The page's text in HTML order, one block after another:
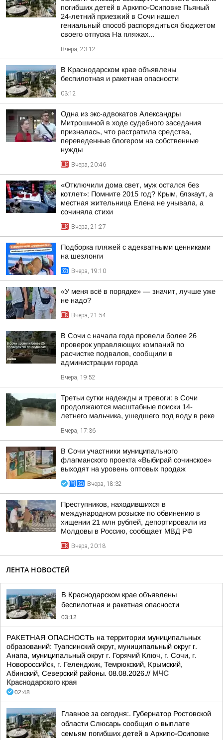
погибших детей в Архипо-Осиповке Пьяный
24-летний приезжий в Сочи нашел
гениальный способ распорядиться бюджетом
своего отпуска На пляжах...
Вчера, 23:12
В Краснодарском крае объявлены
беспилотная и ракетная опасности
03:12
Одна из экс-адвокатов Александры
Митрошиной в ходе судебного заседания
призналась, что растратила средства,
переведенные блогером на собственные
нужды
Вчера, 20:46
«Отключили дома свет, муж остался без
котлет»: Помните 2015 год? Крым, блэкаут, а
местная жительница Елена не унывала, а
сочиняла стихи
Вчера, 21:27
Подборка пляжей с адекватными ценниками
на шезлонги
Вчера, 19:10
«У меня всё в порядке» — значит, лучше уже
не надо?
Вчера, 21:54
В Сочи с начала года провели более 26
проверок управляющих компаний по
расчистке подвалов, сообщили в
администрации города
Вчера, 19:52
Третьи сутки надежды и тревоги: в Сочи
продолжаются масштабные поиски 14-
летнего мальчика, ушедшего под воду в реке
Вчера, 17:36
В Сочи участники муниципального
флагманского проекта «Выбирай сочинское»
выходят на уровень оптовых продаж
Вчера, 18:32
Преступников, находившихся в
международном розыске по обвинению в
хищении 21 млн рублей, депортировали из
Молдовы в Россию, сообщает МВД РФ
Вчера, 20:18
ЛЕНТА НОВОСТЕЙ
В Краснодарском крае объявлены
беспилотная и ракетная опасности
03:12
РАКЕТНАЯ ОПАСНОСТЬ на территории муниципальных
образований: Туапсинский округ, муниципальный округ г.
Анапа, муниципальный округ г. Горячий Ключ, г. Сочи, г.
Новороссийск, г. Геленджик, Темрюкский, Крымский,
Абинский, Северский районы. 08.08.2026.// МЧС
Краснодарского края
02:48
Главное за сегодня:. Губернатор Ростовской
области Слюсарь сообщил о выплате
семьям погибших детей в Архипо-Осиповке